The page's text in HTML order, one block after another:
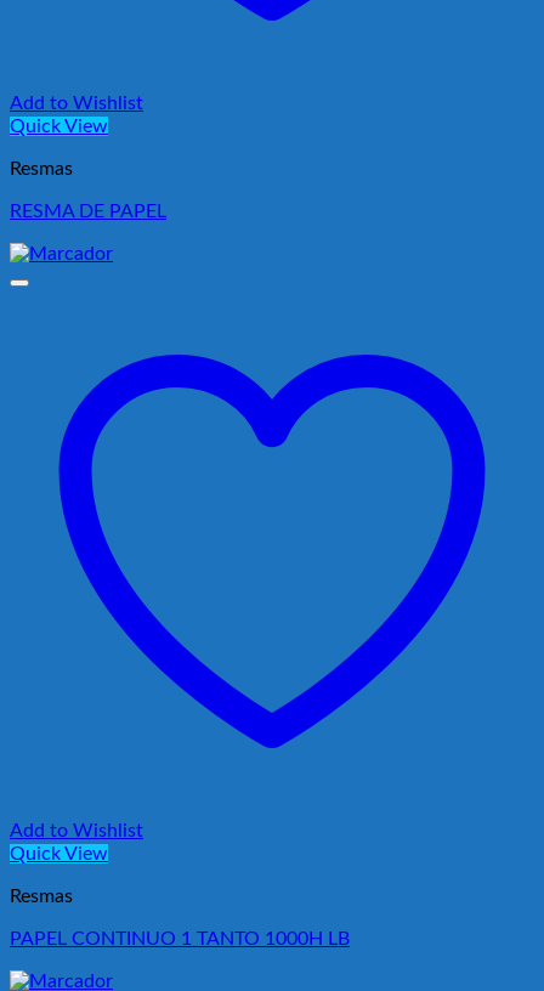
Add to Wishlist
Quick View
Resmas
RESMA DE PAPEL
Add to Wishlist
Quick View
Resmas
PAPEL CONTINUO 1 TANTO 1000H LB